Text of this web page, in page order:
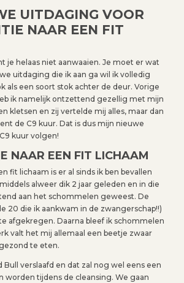
UITDAGING VOOR
NAAR EEN FIT
je helaas niet aanwaaien. Je moet er wat
uitdaging die ik aan ga wil ik volledig
als een soort stok achter de deur. Vorige
ik namelijk ontzettend gezellig met mijn
kletsen en zij vertelde mij alles, maar dan
de C9 kuur. Dat is dus mijn nieuwe
kuur volgen!
NAAR EEN FIT LICHAAM
fit lichaam is er al sinds ik ben bevallen
alweer dik 2 jaar geleden en in die
aan het schommelen geweest. De
20 die ik aankwam in de zwangerschap!!)
afgekregen. Daarna bleef ik schommelen
valt het mij allemaal een beetje zwaar
te eten.
Bull verslaafd en dat zal nog wel eens een
worden tijdens de cleansing. We gaan